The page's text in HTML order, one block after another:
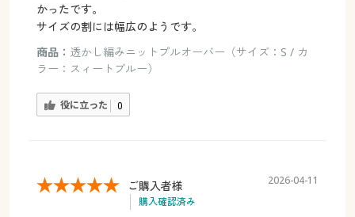
かったです。
サイズの割には幅広のようです。
商品： 透かし編みニットプルオーバー（サイズ：S / カ
ラー：スィートブルー）
役に立った 0
ご購入者様
購入確認済み
2026-04-11